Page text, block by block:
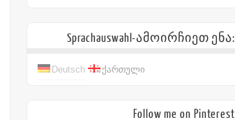
Sprachauswahl-ამოირჩიეთ ენა:
Deutsch ქართული
Follow me on Pinterest